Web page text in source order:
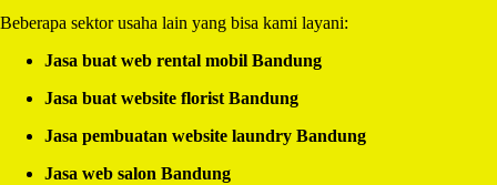
Beberapa sektor usaha lain yang bisa kami layani:
Jasa buat web rental mobil Bandung
Jasa buat website florist Bandung
Jasa pembuatan website laundry Bandung
Jasa web salon Bandung